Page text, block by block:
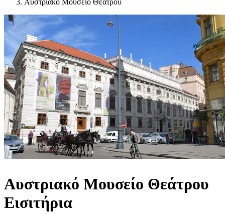
Αυστριακό Μουσείο Θεάτρου
Αυστριακό Μουσείο Θεάτρου
Εισιτήρια